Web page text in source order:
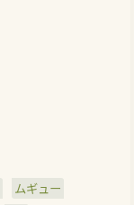
ムギュー